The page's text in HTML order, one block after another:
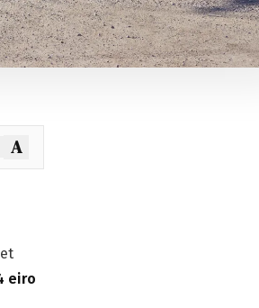
A
eiro